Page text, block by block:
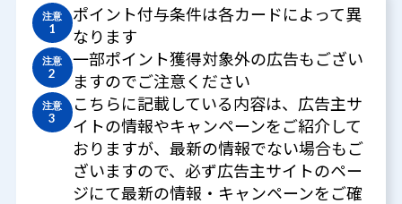
注意
1
ポイント付与条件は各カードによって異
なります
注意
2
一部ポイント獲得対象外の広告もござい
ますのでご注意ください
注意
3
こちらに記載している内容は、広告主サ
イトの情報やキャンペーンをご紹介して
おりますが、最新の情報でない場合もご
ざいますので、必ず広告主サイトのペー
ジにて最新の情報・キャンペーンをご確